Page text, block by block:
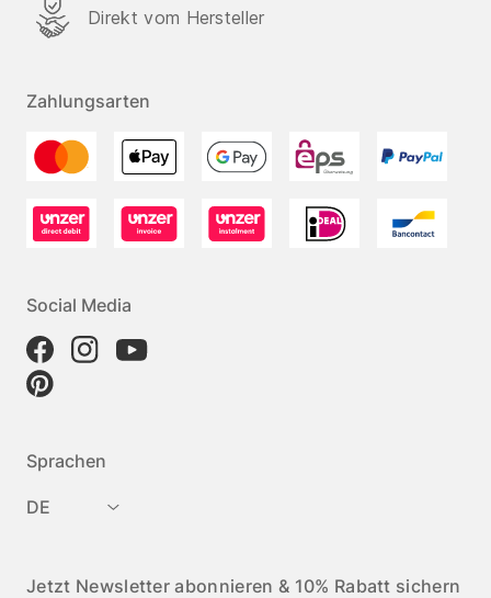
Direkt vom Hersteller
Zahlungsarten
Social Media
Sprachen
DE
Jetzt Newsletter abonnieren & 10% Rabatt sichern